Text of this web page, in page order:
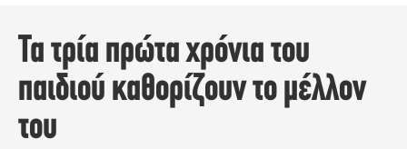
Τα τρία πρώτα χρόνια του
παιδιού καθορίζουν το μέλλον
του